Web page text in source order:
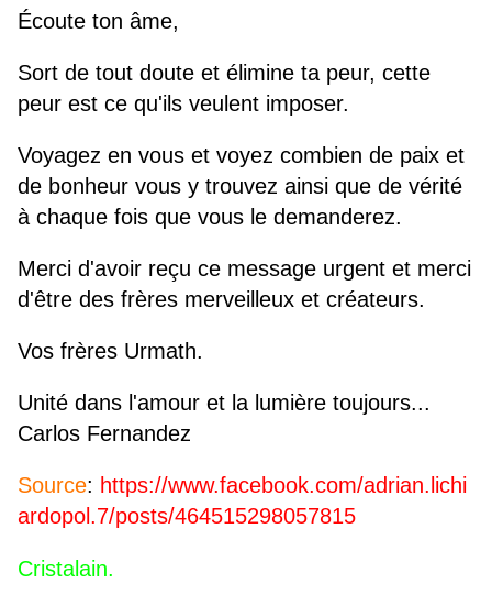
Écoute ton âme,
Sort de tout doute et élimine ta peur, cette
peur est ce qu'ils veulent imposer.
Voyagez en vous et voyez combien de paix et
de bonheur vous y trouvez ainsi que de vérité
à chaque fois que vous le demanderez.
Merci d'avoir reçu ce message urgent et merci
d'être des frères merveilleux et créateurs.
Vos frères Urmath.
Unité dans l'amour et la lumière toujours...
Carlos Fernandez
Source: https://www.facebook.com/adrian.lichi
ardopol.7/posts/464515298057815
Cristalain.